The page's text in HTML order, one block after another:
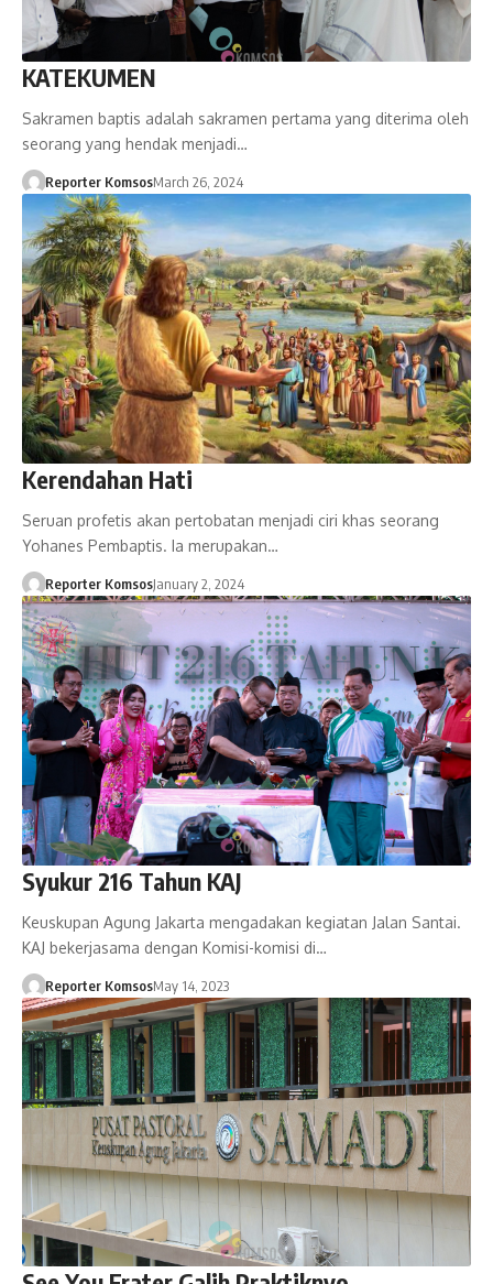
KATEKUMEN
Sakramen baptis adalah sakramen pertama yang diterima oleh
seorang yang hendak menjadi…
Reporter KomsosMarch 26, 2024
Kerendahan Hati
Seruan profetis akan pertobatan menjadi ciri khas seorang
Yohanes Pembaptis. Ia merupakan…
Reporter KomsosJanuary 2, 2024
Syukur 216 Tahun KAJ
Keuskupan Agung Jakarta mengadakan kegiatan Jalan Santai.
KAJ bekerjasama dengan Komisi-komisi di…
Reporter KomsosMay 14, 2023